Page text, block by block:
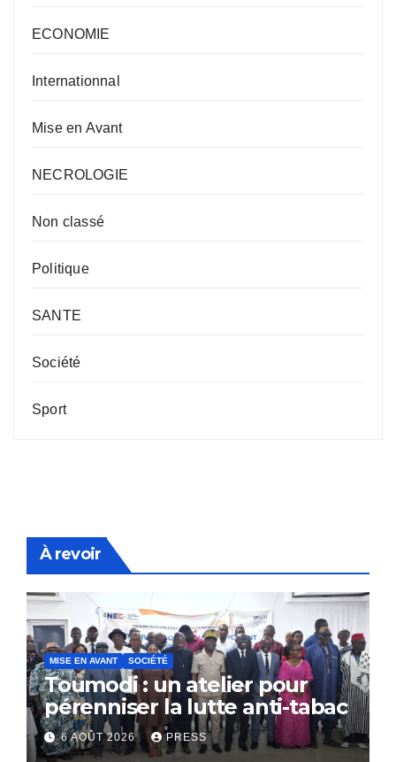
ECONOMIE
Internationnal
Mise en Avant
NECROLOGIE
Non classé
Politique
SANTE
Société
Sport
À revoir
MISE EN AVANT SOCIÉTÉ
Toumodi : un atelier pour
pérenniser la lutte anti-tabac
6 AOÛT 2026 PRESS